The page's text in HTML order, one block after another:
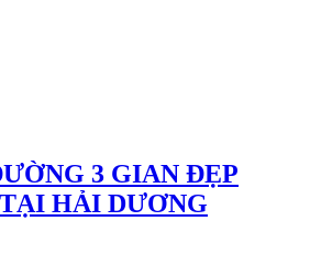
3 GIAN ĐẸP
HẢI DƯƠNG